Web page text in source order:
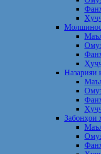
Назарияи
Забонҳои